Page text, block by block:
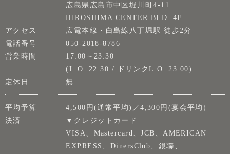
広島県広島市中区堀川町4-11
HIROSHIMA CENTER BLD. 4F
アクセス
広電本線・白島線八丁堀駅 徒歩2分
電話番号
050-2018-8786
営業時間
17:00～23:30
(L.O. 22:30 / ドリンクL.O. 23:00)
定休日
無
平均予算
4,500円(通常平均)／4,300円(宴会平均)
決済
▼クレジットカード
VISA、Mastercard、JCB、AMERICAN
EXPRESS、DinersClub、銀聯、